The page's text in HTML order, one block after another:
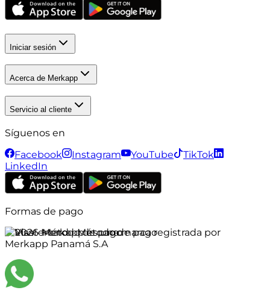
Iniciar sesión
Acerca de Merkapp
Servicio al cliente
Síguenos en
Facebook
Instagram YouTube
TikTok
LinkedIn
Formas de pago
©2026Merkapp es una marca registrada por
Merkapp Panamá S.A